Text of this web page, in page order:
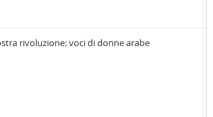
rivoluzione: voci di donne arabe